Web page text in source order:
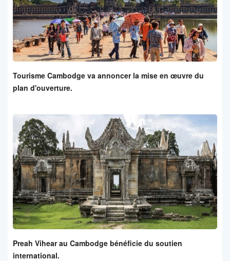
Tourisme Cambodge va annoncer la mise en œuvre du
plan d'ouverture.
Preah Vihear au Cambodge bénéficie du soutien
international.